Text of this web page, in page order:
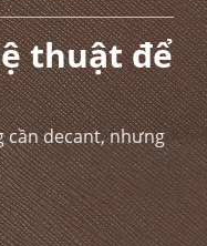
thuật để
cần decant, nhưng